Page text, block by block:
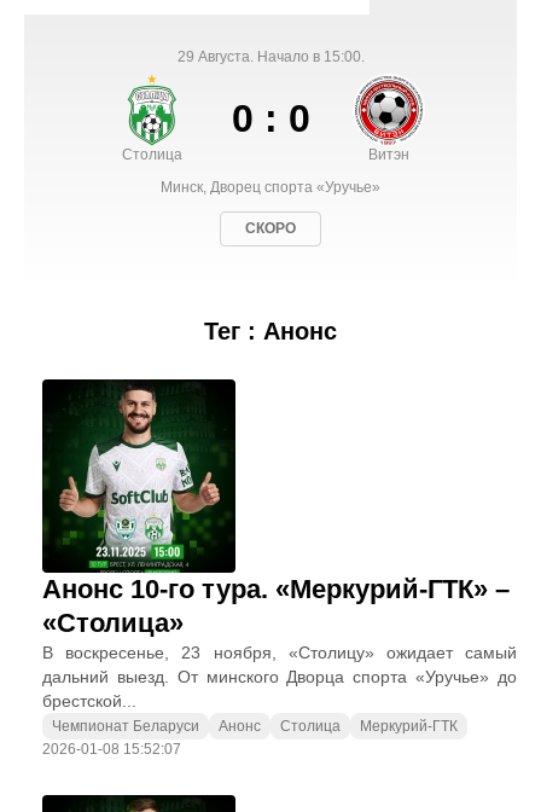
29 Августа. Начало в 15:00.
Столица
0 : 0
Витэн
Минск, Дворец спорта «Уручье»
СКОРО
Тег : Анонс
Анонс 10-го тура. «Меркурий-ГТК» –
«Столица»
В воскресенье, 23 ноября, «Столицу» ожидает самый
дальний выезд. От минского Дворца спорта «Уручье» до
брестской...
Чемпионат Беларуси Анонс Столица
Меркурий-ГТК
2026-01-08 15:52:07